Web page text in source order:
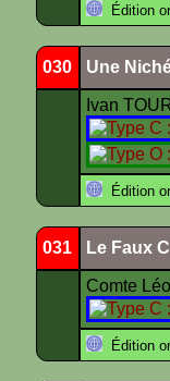
Édition
030 Une
Ivan
Édition
031 Le Faux
Comte
Édition